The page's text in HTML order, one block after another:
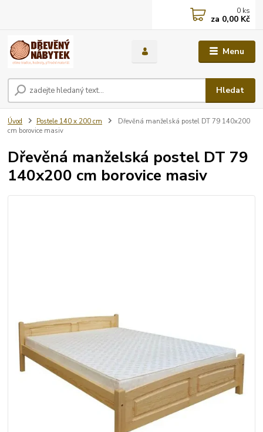
Menu
Hledat
0 ks
za 0,00 Kč
Úvod Postele 140 x 200 cm
Dřevěná manželská postel DT 79 140x200
cm borovice masiv
Dřevěná manželská postel DT 79
140x200 cm borovice masiv